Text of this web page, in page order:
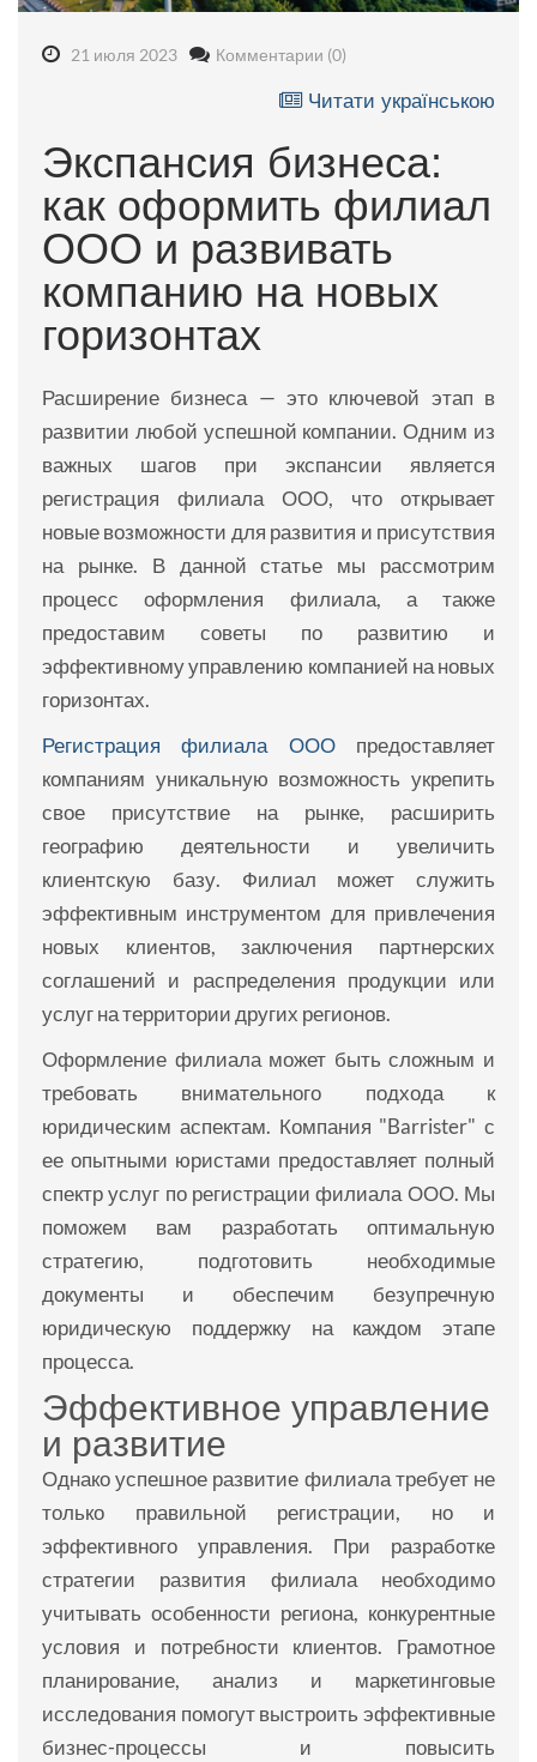
21 июля 2023 Комментарии (0)
Читати українською
Экспансия бизнеса:
как оформить филиал
ООО и развивать
компанию на новых
горизонтах
Расширение бизнеса — это ключевой этап в
развитии любой успешной компании. Одним из
важных шагов при экспансии является
регистрация филиала ООО, что открывает
новые возможности для развития и присутствия
на рынке. В данной статье мы рассмотрим
процесс оформления филиала, а также
предоставим советы по развитию и
эффективному управлению компанией на новых
горизонтах.
Регистрация филиала ОООпредоставляет
компаниям уникальную возможность укрепить
свое присутствие на рынке, расширить
географию деятельности и увеличить
клиентскую базу. Филиал может служить
эффективным инструментом для привлечения
новых клиентов, заключения партнерских
соглашений и распределения продукции или
услуг на территории других регионов.
Оформление филиала может быть сложным и
требовать внимательного подхода к
юридическим аспектам. Компания "Barrister" с
ее опытными юристами предоставляет полный
спектр услуг по регистрации филиала ООО. Мы
поможем вам разработать оптимальную
стратегию, подготовить необходимые
документы и обеспечим безупречную
юридическую поддержку на каждом этапе
процесса.
Эффективное управление
и развитие
Однако успешное развитие филиала требует не
только правильной регистрации, но и
эффективного управления. При разработке
стратегии развития филиала необходимо
учитывать особенности региона, конкурентные
условия и потребности клиентов. Грамотное
планирование, анализ и маркетинговые
исследования помогут выстроить эффективные
бизнес-процессы и повысить